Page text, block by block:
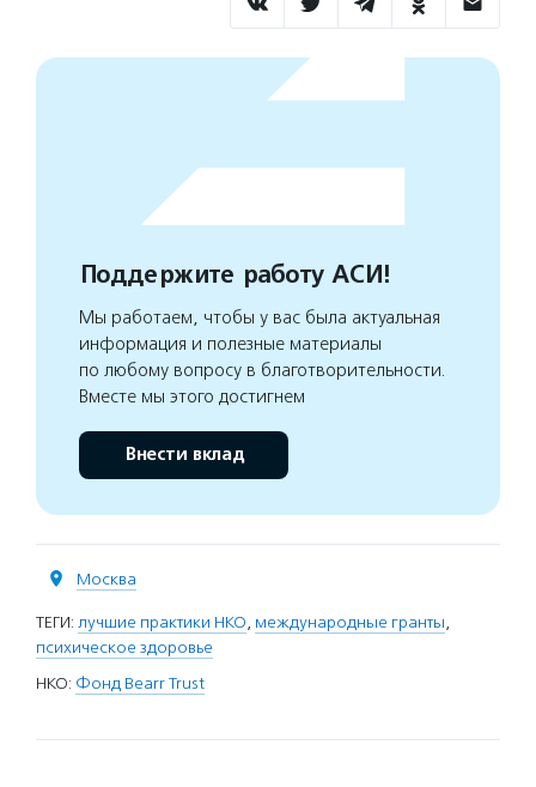
Поддержите работу АСИ!
Мы работаем, чтобы у вас была актуальная
информация и полезные материалы
по любому вопросу в благотворительности.
Вместе мы этого достигнем
Внести вклад
Москва
ТЕГИ: лучшие практики НКО, международные гранты,
психическое здоровье
НКО: Фонд Bearr Trust